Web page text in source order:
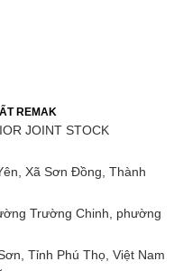
REMAK
JOINT STOCK
Xã Sơn Đồng, Thành
Trường Chinh, phường
Tỉnh Phú Thọ, Việt Nam